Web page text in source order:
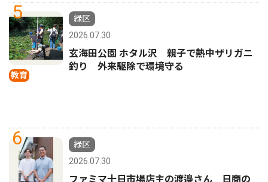
5
教育
緑区
2026.07.30
玄海田公園 ホタル沢 親子で熱中ザリガニ
釣り 外来駆除で環境守る
6
緑区
2026.07.30
ファミマ十日市場店主の渡邉さん 日商の